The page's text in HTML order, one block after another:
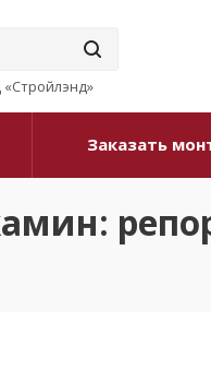
«Стройлэнд»
Заказать